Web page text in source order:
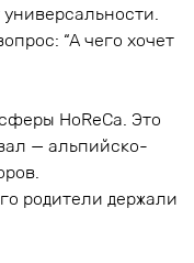
“А чего хочет
HoReCa. Это
— альпийско-
родители держали